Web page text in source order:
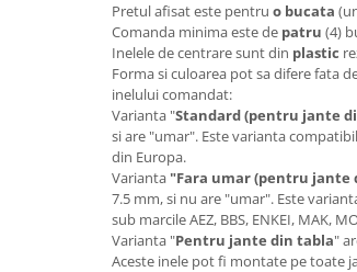
Pretul afisat este pentru o bucata
Comanda minima este de patru (4)
Inelele de centrare sunt din plastic
Forma si culoarea pot sa difere fata
inelului comandat:
Varianta "Standard (pentru jante
si are "umar". Este varianta
din Europa.
Varianta "Fara umar (pentru jante
7.5 mm, si nu are "umar". Este
sub marcile AEZ, BBS, ENKEI, MAK,
Varianta "Pentru jante din tabla"
Aceste inele pot fi montate pe toate